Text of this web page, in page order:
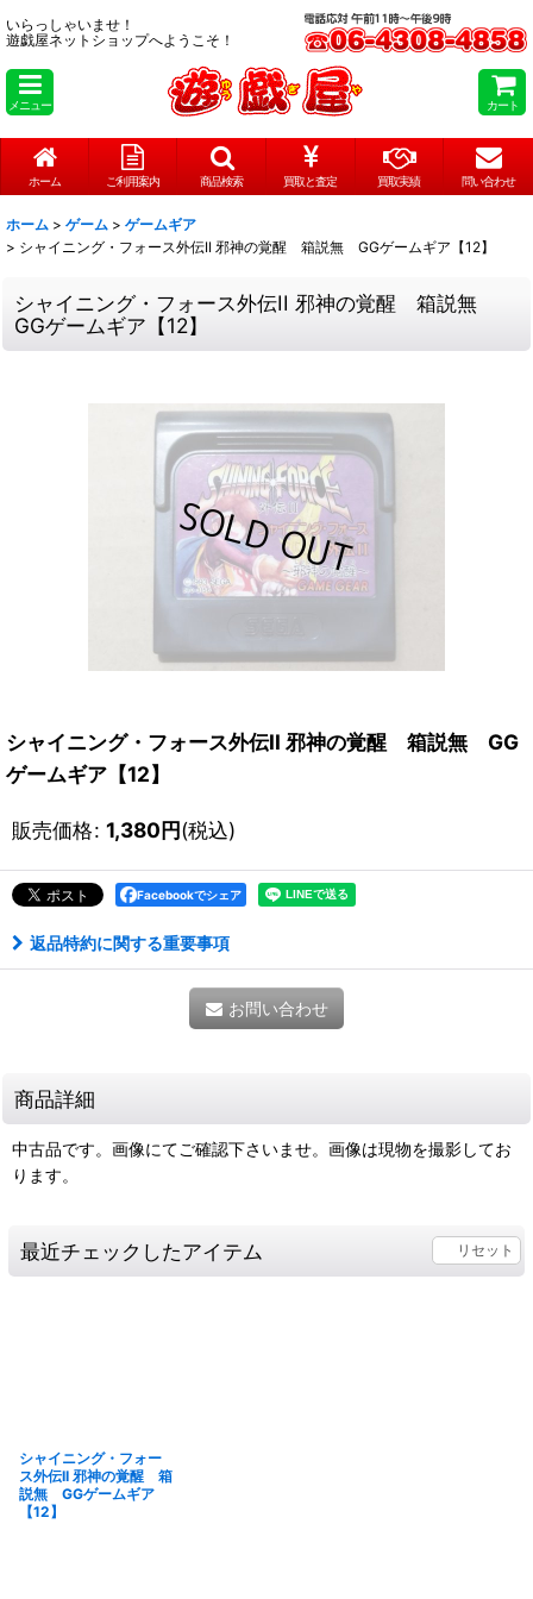
いらっしゃいませ！
遊戯屋ネットショップへようこそ！
メニュー カート
ホーム ご利用案内 商品検索 買取と査定 買取実績 問い合わせ
ホーム > ゲーム > ゲームギア
> シャイニング・フォース外伝II 邪神の覚醒 箱説無 GGゲームギア【12】
シャイニング・フォース外伝II 邪神の覚醒 箱説無
GGゲームギア【12】
シャイニング・フォース外伝II 邪神の覚醒 箱説無 GG
ゲームギア【12】
販売価格: 1,380円(税込)
Facebookでシェア
返品特約に関する重要事項
お問い合わせ
商品詳細
中古品です。画像にてご確認下さいませ。画像は現物を撮影してお
ります。
最近チェックしたアイテム リセット
シャイニング・フォー
ス外伝II 邪神の覚醒 箱
説無 GGゲームギア
【12】